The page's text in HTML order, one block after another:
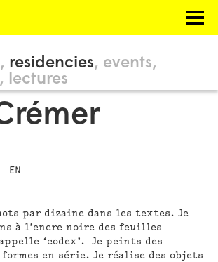
residencies
events
lectures
EN
par dizaine dans les textes. Je
à l’encre noire des feuilles
‘codex’. Je peints des
formes en série. Je réalise des objets